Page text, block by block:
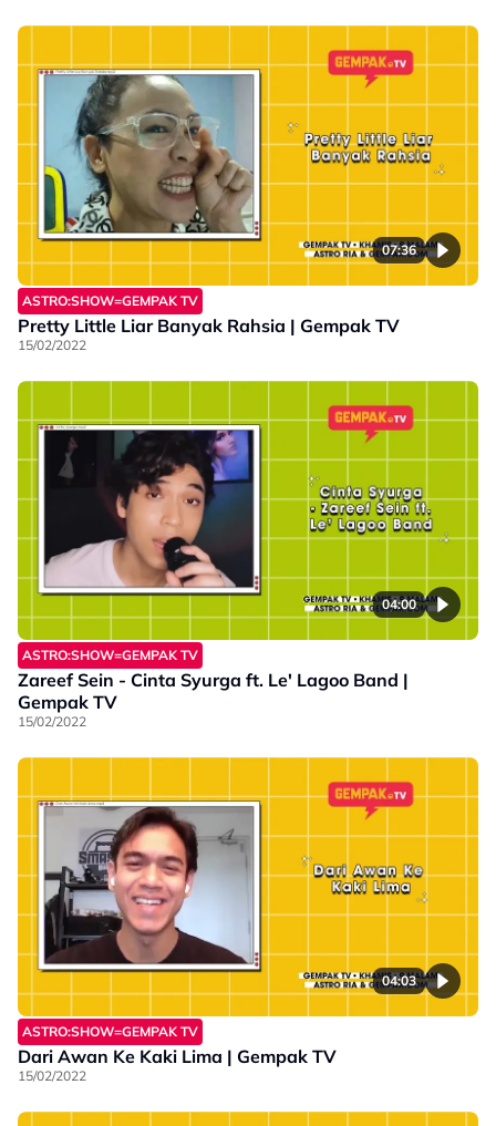
07:36
ASTRO:SHOW=GEMPAK TV
Pretty Little Liar Banyak Rahsia | Gempak TV
15/02/2022
04:00
ASTRO:SHOW=GEMPAK TV
Zareef Sein - Cinta Syurga ft. Le' Lagoo Band |
Gempak TV
15/02/2022
04:03
ASTRO:SHOW=GEMPAK TV
Dari Awan Ke Kaki Lima | Gempak TV
15/02/2022